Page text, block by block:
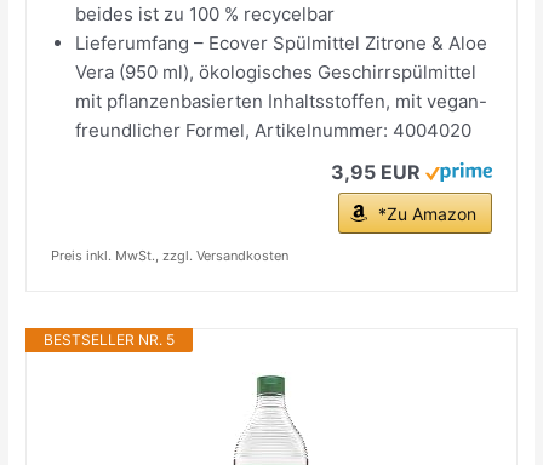
beides ist zu 100 % recycelbar
Lieferumfang – Ecover Spülmittel Zitrone & Aloe
Vera (950 ml), ökologisches Geschirrspülmittel
mit pflanzenbasierten Inhaltsstoffen, mit vegan-
freundlicher Formel, Artikelnummer: 4004020
3,95 EUR
*Zu Amazon
Preis inkl. MwSt., zzgl. Versandkosten
BESTSELLER NR. 5